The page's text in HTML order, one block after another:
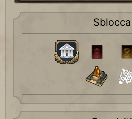
Sblocca